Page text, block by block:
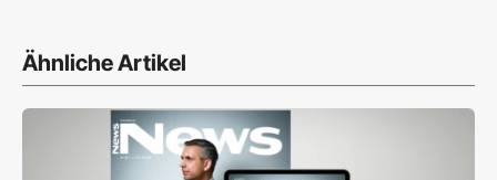
Ähnliche Artikel